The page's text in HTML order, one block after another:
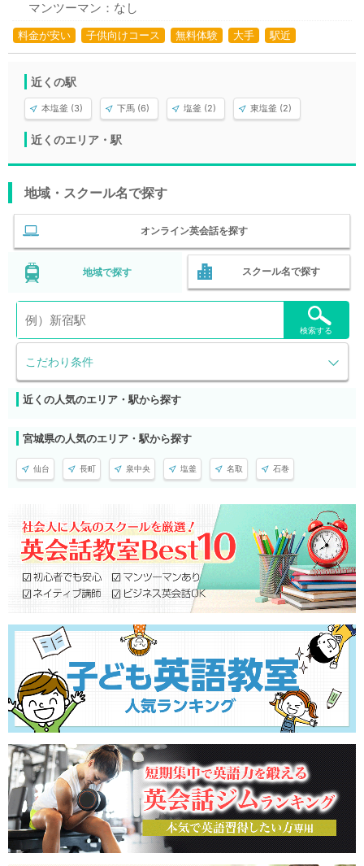
マンツーマン：なし
料金が安い 子供向けコース 無料体験 大手 駅近
近くの駅
本塩釜 (3) 下馬 (6) 塩釜 (2) 東塩釜 (2)
近くのエリア・駅
地域・スクール名で探す
オンライン英会話を探す
地域で探す スクール名で探す
こだわり条件
検索する
近くの人気のエリア・駅から探す
宮城県の人気のエリア・駅から探す
仙台 長町 泉中央 塩釜 名取 石巻